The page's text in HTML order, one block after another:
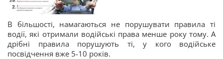
В більшості, намагаються не порушувати правила ті
водії, які отримали водійські права менше року тому. А
дрібні правила порушують ті, у кого водійське
посвідчення вже 5-10 років.